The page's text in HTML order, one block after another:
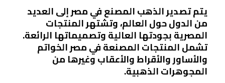
يتم تصدير الذهب المصنع في مصر إلى العديد
من الدول حول العالم، وتشتهر المنتجات
المصرية بجودتها العالية وتصميماتها الرائعة.
تشمل المنتجات المصنعة في مصر الخواتم
والأساور والأقراط والأعقاب وغيرها من
المجوهرات الذهبية.